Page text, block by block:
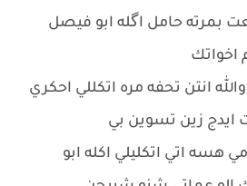
بمرته حامل اگله ابو فيصل
اخواتك
انتن تحفه مره اتكللي احكري
ايدج زين تسوين بي
هسه اتي اتكليلي اكله ابو